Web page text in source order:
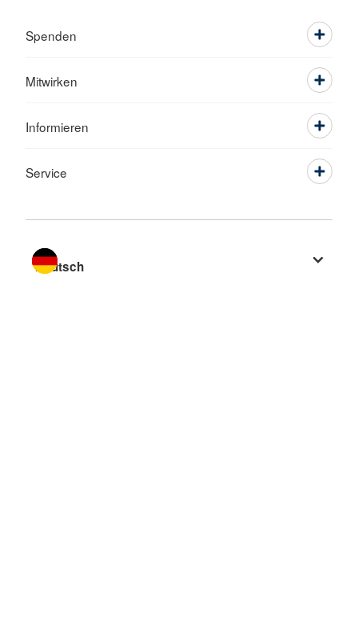
Spenden
Mitwirken
Informieren
Service
Sprache wechseln zu